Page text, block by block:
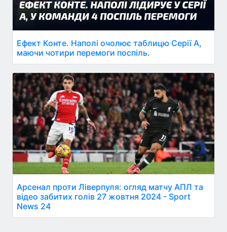
Ефект Конте. Наполі очолює таблицю Серії A,
маючи чотири перемоги поспіль.
Арсенал проти Ліверпуля: огляд матчу АПЛ та
відео забитих голів 27 жовтня 2024 - Sport
News 24